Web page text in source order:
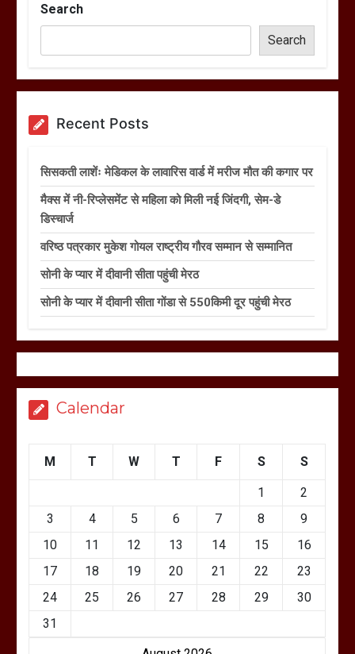
Search
Search
Recent Posts
सिसकती लाशेंः मेडिकल के लावारिस वार्ड में मरीज मौत की कगार पर
मैक्स में नी-रिप्लेसमेंट से महिला को मिली नई जिंदगी, सेम-डे
डिस्चार्ज
वरिष्ठ पत्रकार मुकेश गोयल राष्ट्रीय गौरव सम्मान से सम्मानित
सोनी के प्यार में दीवानी सीता पहुंची मेरठ
सोनी के प्यार में दीवानी सीता गोंडा से 550किमी दूर पहुंची मेरठ
Calendar
M T W T F S S
1
2
3
4 5 6 7 8
9
10
11 12 13 14 15
16
17
18 19 20 21 22
23
24
25 26 27 28 29
30
31